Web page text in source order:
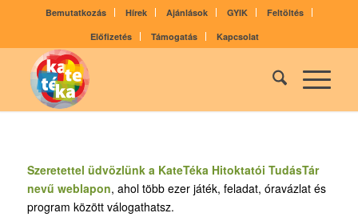
Bemutatkozás Hírek Ajánlások GYIK
Feltöltés
Előfizetés
Támogatás Kapcsolat
Szeretettel üdvözlünk a KateTéka Hitoktatói TudásTár
nevű weblapon, ahol több ezer játék, feladat, óravázlat és
program között válogathatsz.